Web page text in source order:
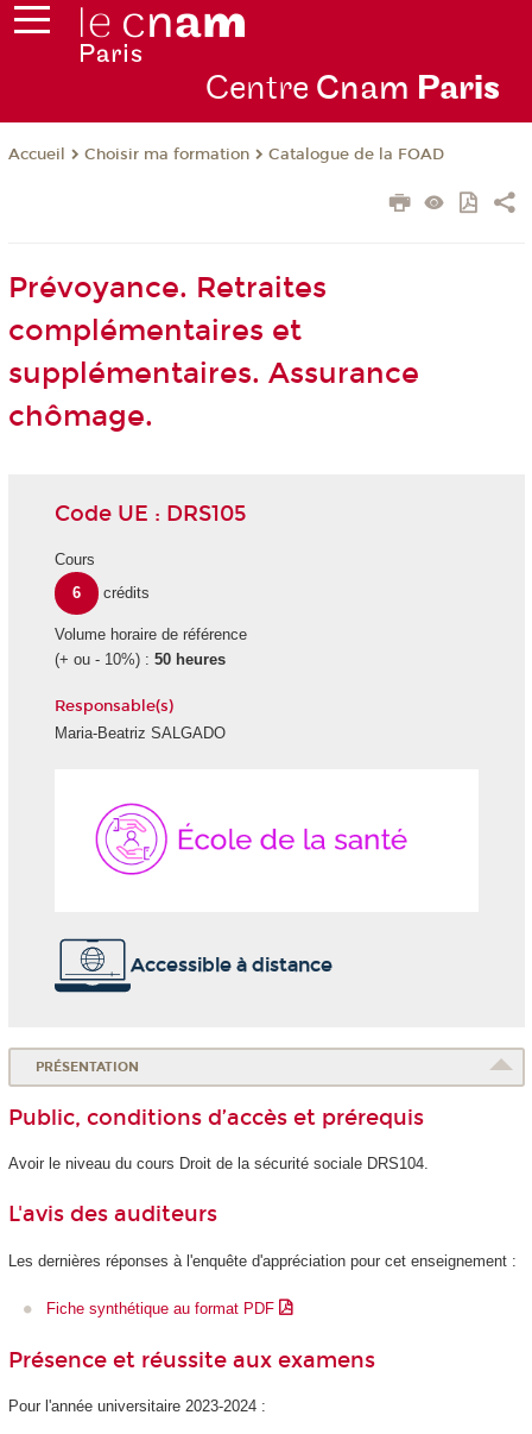
Centre Cnam Paris
Accueil Choisir ma formation Catalogue de la FOAD
Prévoyance. Retraites
complémentaires et
supplémentaires. Assurance
chômage.
Code UE : DRS105
Cours
6
crédits
Volume horaire de référence
(+ ou - 10%) : 50 heures
Responsable(s)
Maria-Beatriz SALGADO
Accessible à distance
PRÉSENTATION
Public, conditions d’accès et prérequis
Avoir le niveau du cours Droit de la sécurité sociale DRS104.
L'avis des auditeurs
Les dernières réponses à l'enquête d'appréciation pour cet enseignement :
Fiche synthétique au format PDF
Présence et réussite aux examens
Pour l'année universitaire 2023-2024 :